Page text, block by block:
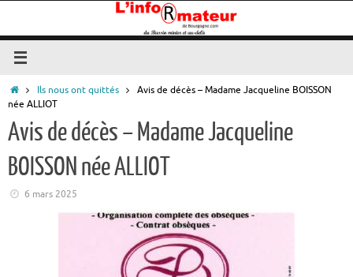
contenu
AccueilIls nous ont quittés
Avis de décès – Madame Jacqueline BOISSON
née ALLIOT
Avis de décès – Madame Jacqueline
BOISSON née ALLIOT
6 mars 2025